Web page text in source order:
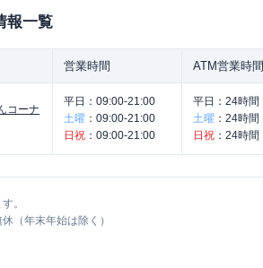
報一覧
営業時間 ATM営業時間
コーナ
平日： 09:00-21:00
土曜 ： 09:00-21:00
日祝 ： 09:00-21:00
平日： 24時間
土曜 ： 24時間
日祝 ： 24時間
。
（年末年始は除く）